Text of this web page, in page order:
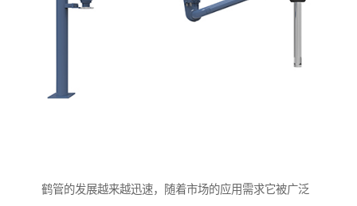
鹤管的发展越来越迅速，随着市场的应用需求它被广泛